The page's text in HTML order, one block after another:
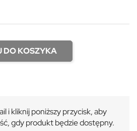
DO KOSZYKA
i kliknij poniższy przycisk, aby
gdy produkt będzie dostępny.